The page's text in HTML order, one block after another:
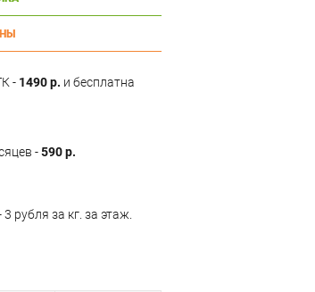
- 1490 р. и бесплатна
-590 р.
рубля за кг. за этаж.